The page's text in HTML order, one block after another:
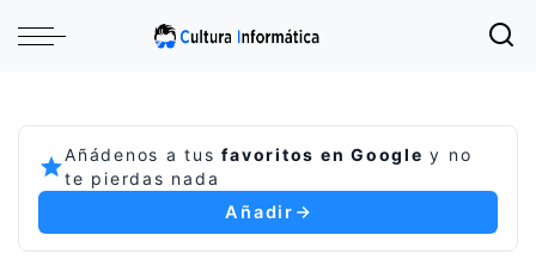
Añádenos a tusfavoritos en Google y no
te pierdas nada
Añadir